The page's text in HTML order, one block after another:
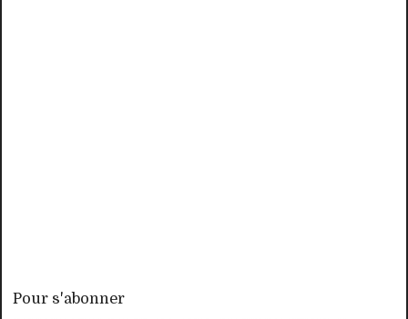
Pour s'abonner